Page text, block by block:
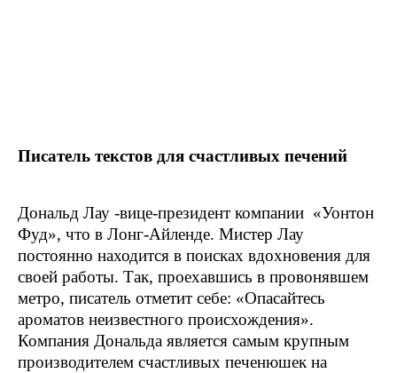
Писатель текстов для счастливых печений
Дональд Лау -вице-президент компании «Уонтон
Фуд», что в Лонг-Айленде. Мистер Лау
постоянно находится в поисках вдохновения для
своей работы. Так, проехавшись в провонявшем
метро, писатель отметит себе: «Опасайтесь
ароматов неизвестного происхождения».
Компания Дональда является самым крупным
производителем счастливых печенюшек на